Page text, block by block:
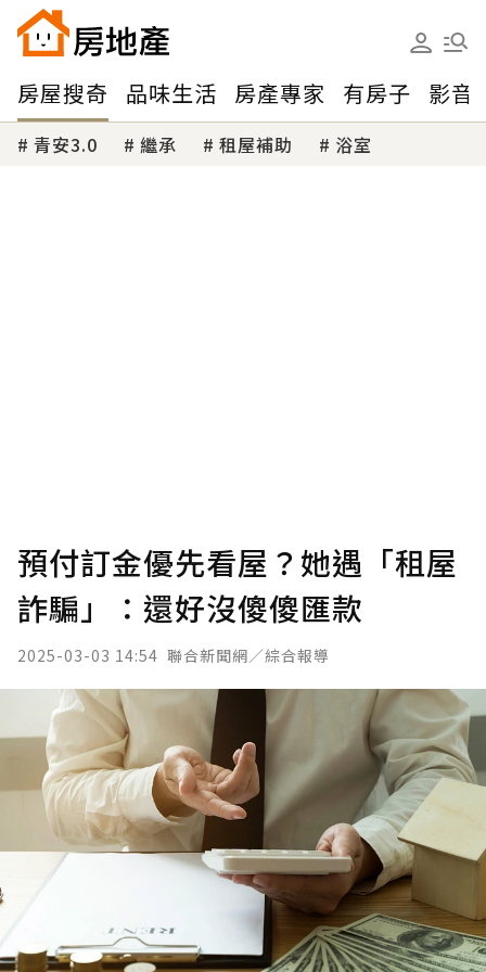
房屋搜奇 品味生活 房產專家 有房子 影音
青安3.0 繼承 租屋補助 浴室
預付訂金優先看屋？她遇「租屋
詐騙」：還好沒傻傻匯款
2025-03-03 14:54 聯合新聞網／綜合報導